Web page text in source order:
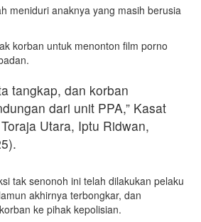
meniduri anaknya yang masih berusia
korban untuk menonton film porno
tangkap, dan korban
dari unit PPA,” Kasat
Utara, Iptu Ridwan,
tak senonoh ini telah dilakukan pelaku
akhirnya terbongkar, dan
ke pihak kepolisian.